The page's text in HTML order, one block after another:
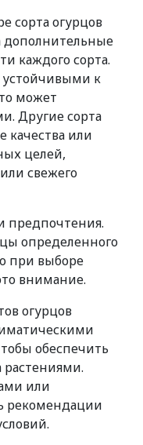
сорта огурцов
дополнительные
каждого сорта.
устойчивыми к
может
Другие сорта
качества или
целей,
свежего
предпочтения.
определенного
при выборе
внимание.
огурцов
обеспечить
или
рекомендации